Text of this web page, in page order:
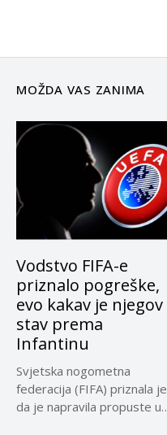
MOŽDA VAS ZANIMA
Vodstvo FIFA-e
priznalo pogreške,
evo kakav je njegov
stav prema
Infantinu
Svjetska nogometna
federacija (FIFA) priznala je
da je napravila propuste u